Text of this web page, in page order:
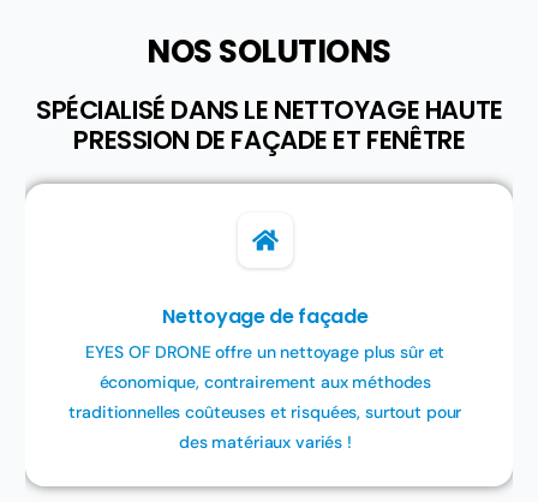
NOS SOLUTIONS
SPÉCIALISÉ DANS LE NETTOYAGE HAUTE
PRESSION DE FAÇADE ET FENÊTRE
Nettoyage de façade
EYES OF DRONE offre un nettoyage plus sûr et
économique, contrairement aux méthodes
traditionnelles coûteuses et risquées, surtout pour
des matériaux variés !